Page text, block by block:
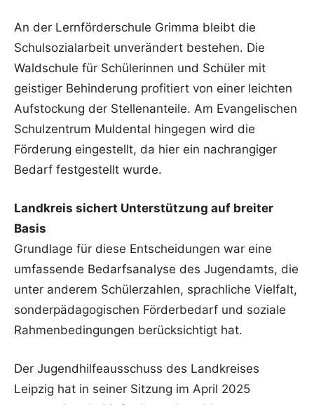
An der Lernförderschule Grimma bleibt die
Schulsozialarbeit unverändert bestehen. Die
Waldschule für Schülerinnen und Schüler mit
geistiger Behinderung profitiert von einer leichten
Aufstockung der Stellenanteile. Am Evangelischen
Schulzentrum Muldental hingegen wird die
Förderung eingestellt, da hier ein nachrangiger
Bedarf festgestellt wurde.
Landkreis sichert Unterstützung auf breiter
Basis
Grundlage für diese Entscheidungen war eine
umfassende Bedarfsanalyse des Jugendamts, die
unter anderem Schülerzahlen, sprachliche Vielfalt,
sonderpädagogischen Förderbedarf und soziale
Rahmenbedingungen berücksichtigt hat.
Der Jugendhilfeausschuss des Landkreises
Leipzig hat in seiner Sitzung im April 2025